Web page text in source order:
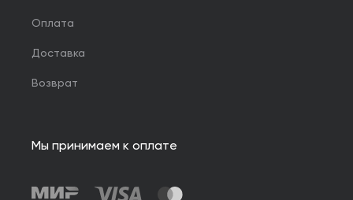
Оплата
Доставка
Возврат
Мы принимаем к оплате